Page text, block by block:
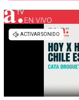
Los
EN VIVO